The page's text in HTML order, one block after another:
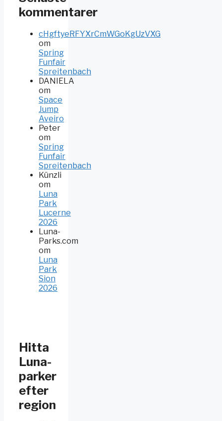
kommentarer
cHgftyeRFYXrCmWGoKgUzVXG
om
Spring
Funfair
Spreitenbach
DANIELA
om
Space
Jump
Aveiro
Peter
om
Spring
Funfair
Spreitenbach
Künzli
om
Luna
Park
Lucerne
2026
Luna-
Parks.com
om
Luna
Park
Sion
2026
Hitta
Luna-
parker
efter
region